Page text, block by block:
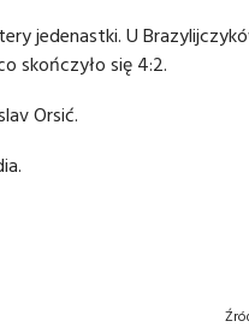
jedenastki. U
skończyło się 4:2.
Orsić.